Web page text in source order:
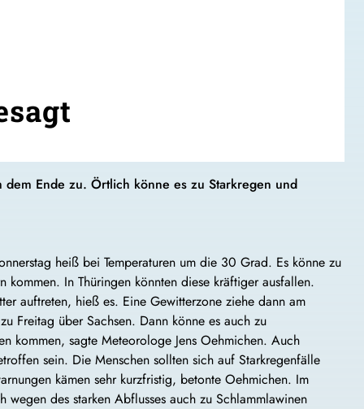
dem Ende zu. Örtlich könne es zu Starkregen und
heiß bei Temperaturen um die 30 Grad. Es könne zu
kommen. In Thüringen könnten diese kräftiger ausfallen.
auftreten, hieß es. Eine Gewitterzone ziehe dann am
Freitag über Sachsen. Dann könne es auch zu
kommen, sagte Meteorologe Jens Oehmichen. Auch
sein. Die Menschen sollten sich auf Starkregenfälle
kämen sehr kurzfristig, betonte Oehmichen. Im
wegen des starken Abflusses auch zu Schlammlawinen